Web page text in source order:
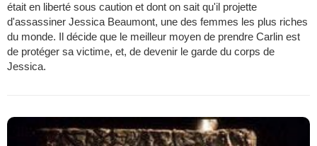
était en liberté sous caution et dont on sait qu'il projette
d'assassiner Jessica Beaumont, une des femmes les plus riches
du monde. Il décide que le meilleur moyen de prendre Carlin est
de protéger sa victime, et, de devenir le garde du corps de
Jessica.